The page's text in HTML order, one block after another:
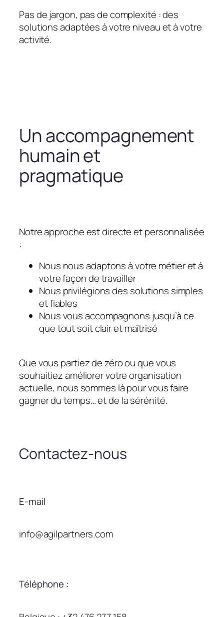
Pas de jargon, pas de complexité : des
solutions adaptées à votre niveau et à votre
activité.
Un accompagnement
humain et
pragmatique
Notre approche est directe et personnalisée
:
Nous nous adaptons à votre métier et à
votre façon de travailler
Nous privilégions des solutions simples
et fiables
Nous vous accompagnons jusqu’à ce
que tout soit clair et maîtrisé
Que vous partiez de zéro ou que vous
souhaitiez améliorer votre organisation
actuelle, nous sommes là pour vous faire
gagner du temps… et de la sérénité.
Contactez-nous
E-mail
info@agilpartners.com
Téléphone :